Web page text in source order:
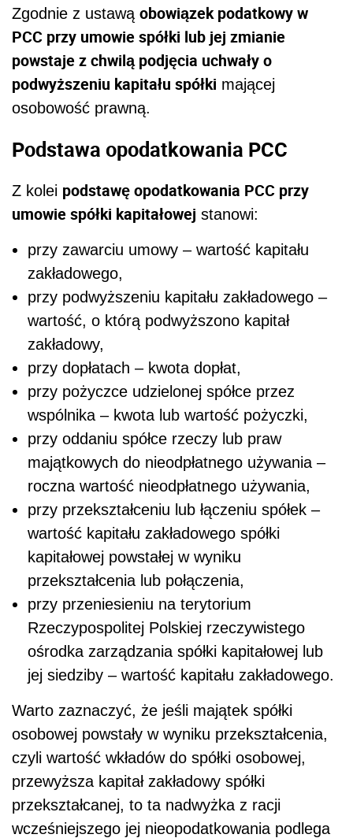
Zgodnie z ustawą obowiązek podatkowy w
PCC przy umowie spółki lub jej zmianie
powstaje z chwilą podjęcia uchwały o
podwyższeniu kapitału spółki mającej
osobowość prawną.
Podstawa opodatkowania PCC
Z kolei podstawę opodatkowania PCC przy
umowie spółki kapitałowej stanowi:
przy zawarciu umowy – wartość kapitału
zakładowego,
przy podwyższeniu kapitału zakładowego –
wartość, o którą podwyższono kapitał
zakładowy,
przy dopłatach – kwota dopłat,
przy pożyczce udzielonej spółce przez
wspólnika – kwota lub wartość pożyczki,
przy oddaniu spółce rzeczy lub praw
majątkowych do nieodpłatnego używania –
roczna wartość nieodpłatnego używania,
przy przekształceniu lub łączeniu spółek –
wartość kapitału zakładowego spółki
kapitałowej powstałej w wyniku
przekształcenia lub połączenia,
przy przeniesieniu na terytorium
Rzeczypospolitej Polskiej rzeczywistego
ośrodka zarządzania spółki kapitałowej lub
jej siedziby – wartość kapitału zakładowego.
Warto zaznaczyć, że jeśli majątek spółki
osobowej powstały w wyniku przekształcenia,
czyli wartość wkładów do spółki osobowej,
przewyższa kapitał zakładowy spółki
przekształcanej, to ta nadwyżka z racji
wcześniejszego jej nieopodatkowania podlega